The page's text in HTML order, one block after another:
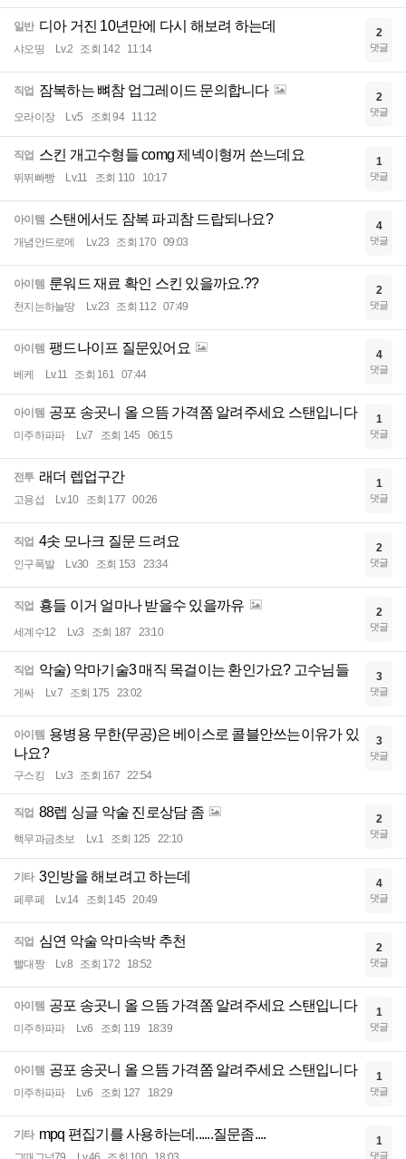
일반 디아 거진 10년만에 다시 해보려 하는데
샤오띵 Lv.2 조회 142 11:14
2
댓글
직업 잠복하는 뼈참 업그레이드 문의합니다
오라이장 Lv.5 조회 94 11:12
2
댓글
직업 스킨 개고수형들 comg 제넥이형꺼 쓴느데요
뛰뛰빠빵 Lv.11 조회 110 10:17
1
댓글
아이템 스탠에서도 잠복 파괴참 드랍되나요?
개념안드로메 Lv.23 조회 170 09:03
4
댓글
아이템 룬워드 재료 확인 스킨 있을까요.??
천지는하늘땅 Lv.23 조회 112 07:49
2
댓글
아이템 팽드나이프 질문있어요
베케 Lv.11 조회 161 07:44
4
댓글
아이템 공포 송곳니 올 으뜸 가격쫌 알려주세요 스탠입니다
미주하파파 Lv.7 조회 145 06:15
1
댓글
전투 래더 렙업구간
고용섭 Lv.10 조회 177 00:26
1
댓글
직업 4솟 모나크 질문 드려요
인구폭발 Lv.30 조회 153 23:34
2
댓글
직업 횽들 이거 얼마나 받을수 있을까유
세계수12 Lv.3 조회 187 23:10
2
댓글
직업 악술) 악마기술3 매직 목걸이는 환인가요? 고수님들
게싸 Lv.7 조회 175 23:02
3
댓글
아이템 용병용 무한(무공)은 베이스로 콜블안쓰는이유가 있
나요?
구스킹 Lv.3 조회 167 22:54
3
댓글
직업 88렙 싱글 악술 진로상담 좀
핵무과금초보 Lv.1 조회 125 22:10
2
댓글
기타 3인방을 해보려고 하는데
페루페 Lv.14 조회 145 20:49
4
댓글
직업 심연 악술 악마속박 추천
빨대짱 Lv.8 조회 172 18:52
2
댓글
아이템 공포 송곳니 올 으뜸 가격쫌 알려주세요 스탠입니다
미주하파파 Lv.6 조회 119 18:39
1
댓글
아이템 공포 송곳니 올 으뜸 가격쫌 알려주세요 스탠입니다
미주하파파 Lv.6 조회 127 18:29
1
댓글
기타 mpq 편집기를 사용하는데......질문좀.... 1
댓글